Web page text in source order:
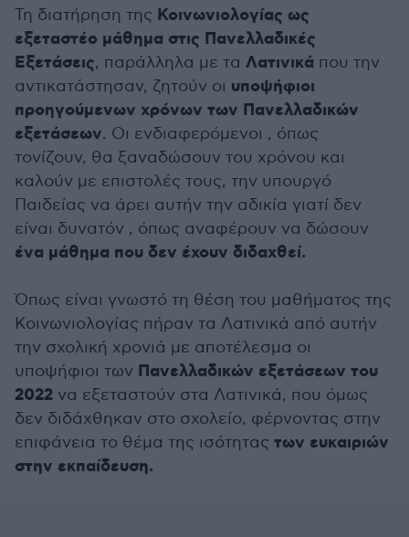
Τη διατήρηση της Κοινωνιολογίας ως
εξεταστέο μάθημα στις Πανελλαδικές
Εξετάσεις, παράλληλα με τα Λατινικά που την
αντικατάστησαν, ζητούν οι υποψήφιοι
προηγούμενων χρόνων των Πανελλαδικών
εξετάσεων. Οι ενδιαφερόμενοι , όπως
τονίζουν, θα ξαναδώσουν του χρόνου και
καλούν με επιστολές τους, την υπουργό
Παιδείας να άρει αυτήν την αδικία γιατί δεν
είναι δυνατόν , όπως αναφέρουν να δώσουν
ένα μάθημα που δεν έχουν διδαχθεί.
Όπως είναι γνωστό τη θέση του μαθήματος της
Κοινωνιολογίας πήραν τα Λατινικά από αυτήν
την σχολική χρονιά με αποτέλεσμα οι
υποψήφιοι των Πανελλαδικών εξετάσεων του
2022 να εξεταστούν στα Λατινικά, που όμως
δεν διδάχθηκαν στο σχολείο, φέρνοντας στην
επιφάνεια το θέμα της ισότητας των ευκαιριών
στην εκπαίδευση.